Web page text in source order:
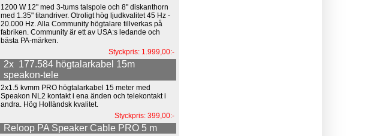
1200 W 12" med 3-tums talspole och 8" diskanthorn
med 1.35" titandriver. Otroligt hög ljudkvalitet 45 Hz -
20.000 Hz. Alla Community högtalare tillverkas på
fabriken. Community är ett av USA:s ledande och
bästa PA-märken.
Styckpris: 1.999,00:-
2x 177.584 högtalarkabel 15m
speakon-tele
2x1.5 kvmm PRO högtalarkabel 15 meter med
Speakon NL2 kontakt i ena änden och telekontakt i
andra. Hög Holländsk kvalitet.
Styckpris: 399,00:-
Reloop PA Speaker Cable PRO 5 m